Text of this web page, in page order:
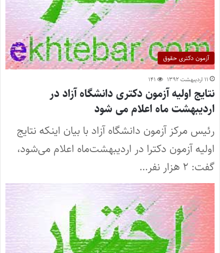
آزمون دکتری حقوق
۱۱ اردیبهشت ۱۳۹۲ ۱۴۱
نتایج اولیه آزمون دکتری دانشگاه آزاد در
اردیبهشت ماه اعلام می شود
رئیس مرکز آزمون دانشگاه آزاد با بیان اینکه نتایج
اولیه آزمون دکترا در اردیبهشت‌ماه اعلام می‌شود،
گفت: ۲ هزار نفر…